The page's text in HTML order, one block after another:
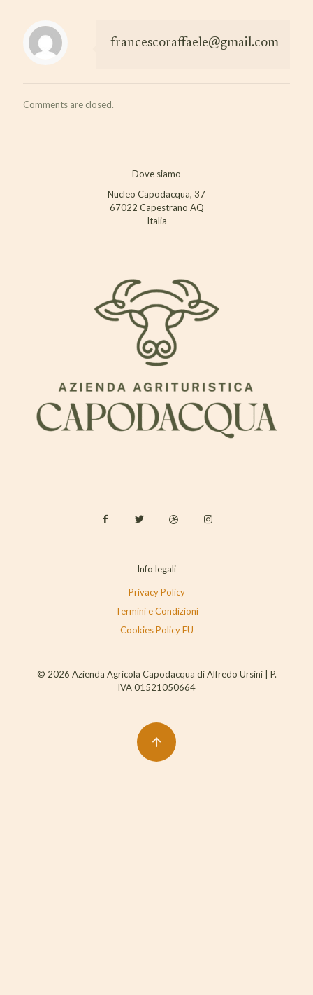
francescoraffaele@gmail.com
Comments are closed.
Dove siamo
Nucleo Capodacqua, 37
67022 Capestrano AQ
Italia
Info legali
Privacy Policy
Termini e Condizioni
Cookies Policy EU
© 2026 Azienda Agricola Capodacqua di Alfredo Ursini | P.
IVA 01521050664